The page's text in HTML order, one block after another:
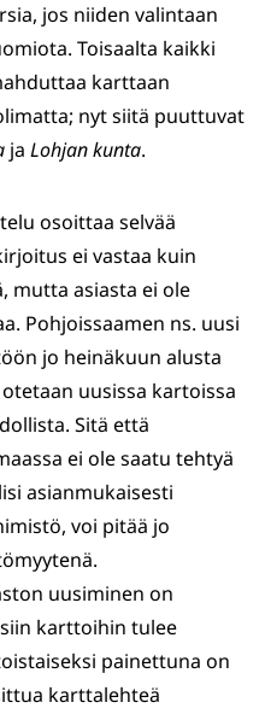
jos niiden valintaan
Toisaalta kaikki
karttaan
nyt siitä puuttuvat
ja Lohjan kunta.
osoittaa selvää
ei vastaa kuin
mutta asiasta ei ole
Pohjoissaamen ns. uusi
jo heinäkuun alusta
uusissa kartoissa
Sitä että
ei ole saatu tehtyä
asianmukaisesti
voi pitää jo
uusiminen on
karttoihin tulee
painettuna on
karttalehteä